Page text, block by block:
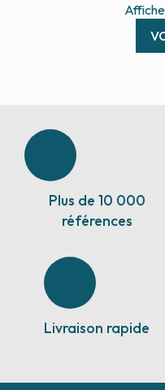
Plus de 10 000
références
Livraison rapide